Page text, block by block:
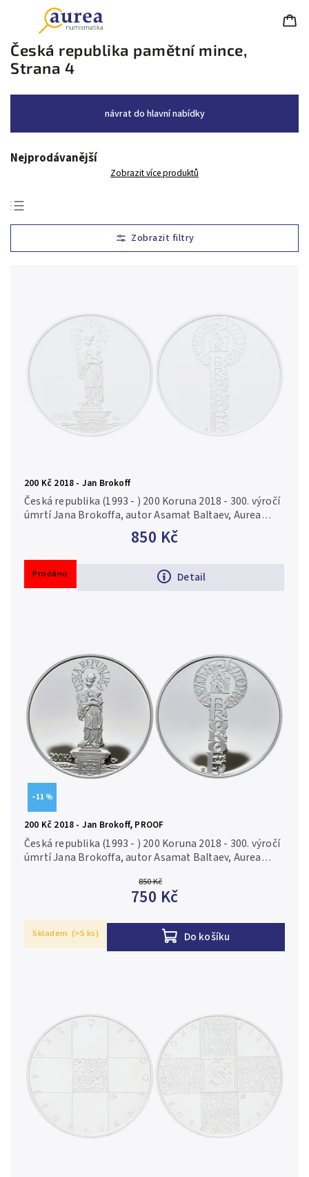
Česká republika pamětní mince,
Strana 4
návrat do hlavní nabídky
Nejprodávanější
Zobrazit více produktů
Nejlevnější
Nejdražší
Chronologicky
200 Kč 2018 - Jan Brokoff
850 Kč
Detail
Česká republika (1993 - ) 200 Koruna 2018 - 300. výročí
úmrtí Jana Brokoffa, autor Asamat Baltaev, Aurea
C219, kapsle, certifikát, běžná kvalita Ag 0,925, 31 mm
Prodáno
–11 %
200 Kč 2018 - Jan Brokoff, PROOF
850 Kč
750 Kč
Do košíku
Česká republika (1993 - ) 200 Koruna 2018 - 300. výročí
úmrtí Jana Brokoffa, autor Asamat Baltaev, Aurea
Skladem (>5 ks)